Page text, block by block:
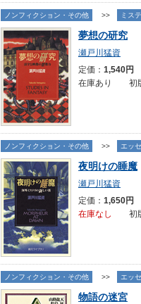
ノンフィクション・その他 >> ミス
夢想の研究
瀬戸川猛資
定価： 1,540円
在庫あり 初版
ノンフィクション・その他 >> エッ
夜明けの睡魔
瀬戸川猛資
定価： 1,650円
在庫なし
初版
ノンフィクション・その他 >> エッ
物語の迷宮